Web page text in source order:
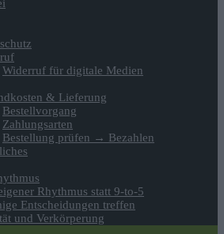
Widerruf für digitale Medien
& Lieferung
Bestellvorgang
Zahlungsarten
Bestellung prüfen → Bezahlen
Rhythmus statt 9-to-5
Entscheidungen treffen
und Verkörperung